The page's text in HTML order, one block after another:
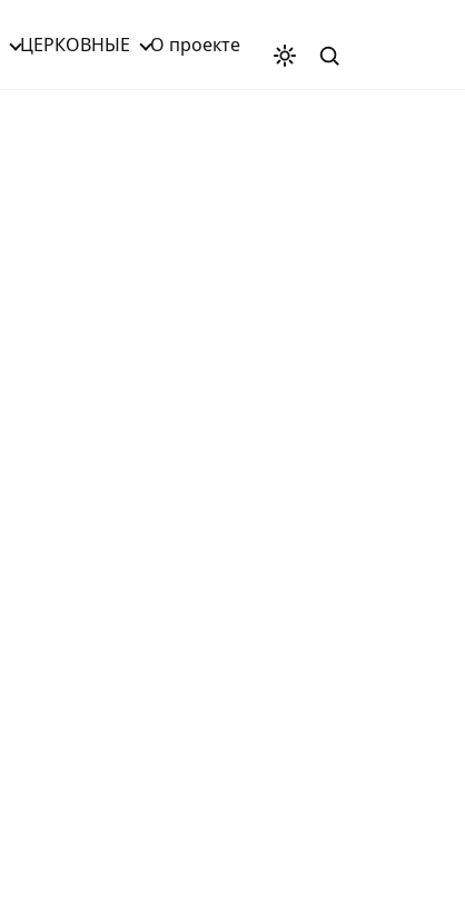
ЦЕРКОВНЫЕ О проекте